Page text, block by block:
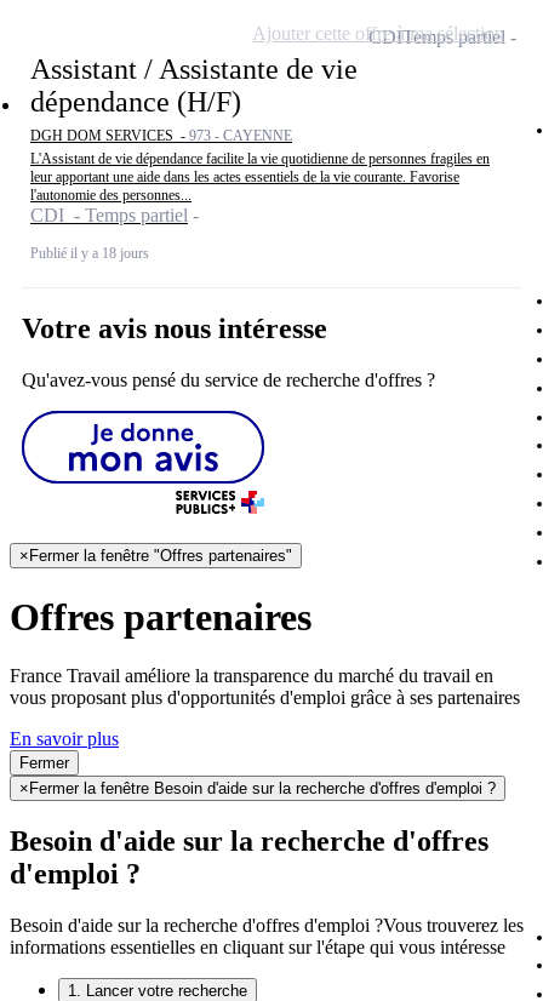
Assistant / Assistante de vie
dépendance (H/F)
DGH DOM SERVICES - 973 - CAYENNE
L'Assistant de vie dépendance facilite la vie quotidienne de personnes fragiles en
leur apportant une aide dans les actes essentiels de la vie courante. Favorise
l'autonomie des personnes...
CDI - Temps partiel
Publié il y a 18 jours
CDITemps partiel
Ajouter cette offre à ma sélection
Votre avis nous intéresse
Qu'avez-vous pensé du service de recherche d'offres ?
× Fermer la fenêtre "Offres partenaires"
Offres partenaires
France Travail améliore la transparence du marché du travail en
vous proposant plus d'opportunités d'emploi grâce à ses partenaires
En savoir plus
Fermer
× Fermer la fenêtre Besoin d'aide sur la recherche d'offres d'emploi ?
Besoin d'aide sur la recherche d'offres
d'emploi ?
Besoin d'aide sur la recherche d'offres d'emploi ?Vous trouverez les
informations essentielles en cliquant sur l'étape qui vous intéresse
1. Lancer votre recherche